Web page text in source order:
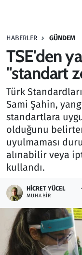
HABERLER GÜNDEM
TSE'den
"standart
Türk
Sami Şahin,
standartlara
olduğunu
uyulmaması
alınabilir veya
kullandı.
HICRET YÜCEL
MUHABIR
Haber
Kültür Sanat
Kurumsal
Lezzet Durağı
Memur ve
Otomobil
Oyun
Ramazan
Resmi İlanlar